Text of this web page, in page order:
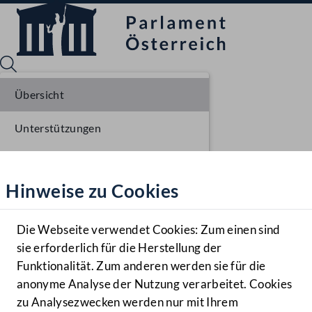
Hilfe
Benutzer
Navigationsmenü öffnen
MENÜ
Hinweise zu Cookies
Die Webseite verwendet Cookies: Zum einen sind
sie erforderlich für die Herstellung der
Funktionalität. Zum anderen werden sie für die
anonyme Analyse der Nutzung verarbeitet. Cookies
zu Analysezwecken werden nur mit Ihrem
Übersicht
Unterstützungen